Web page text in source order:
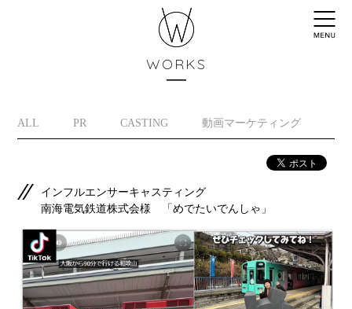
WORKS
ALL PR CASTING 動画マーケティング
インフルエンサーキャスティング
南海電気鉄道株式会様 「めでたいでんしゃ」